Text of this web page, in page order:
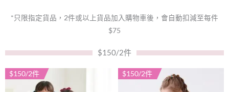
*只限指定貨品，2件或以上貨品加入購物車後，會自動扣減至每件
$75
$150/2件
$150/2件
產
$150/2件
此
產